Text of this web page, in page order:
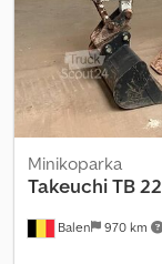
Balen 970 km
Minikoparka
TakeuchiTB